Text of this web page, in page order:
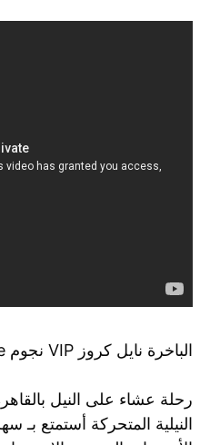
الباخرة نايل كروز VIP نجوم Nile Cruise
رحلة عشاء على النيل
النيلية المتحركة أستمتع بـ